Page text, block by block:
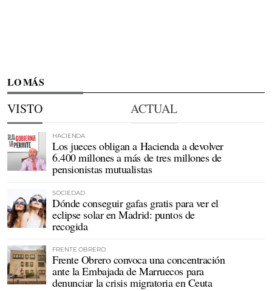
LO MÁS
VISTO ACTUAL
HACIENDA
Los jueces obligan a Hacienda a devolver
6.400 millones a más de tres millones de
pensionistas mutualistas
SOCIEDAD
Dónde conseguir gafas gratis para ver el
eclipse solar en Madrid: puntos de
recogida
FRENTE OBRERO
Frente Obrero convoca una concentración
ante la Embajada de Marruecos para
denunciar la crisis migratoria en Ceuta